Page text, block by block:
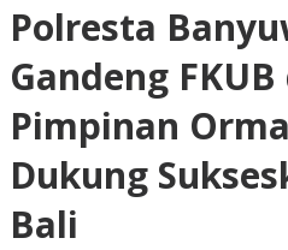
Polresta
Gandeng FKUB
Pimpinan
Dukung
Bali